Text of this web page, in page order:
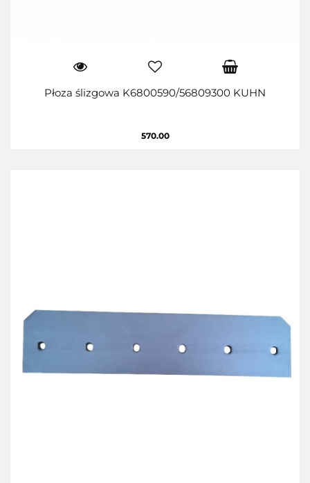
Płoza ślizgowa K6800590/56809300 KUHN
570.00